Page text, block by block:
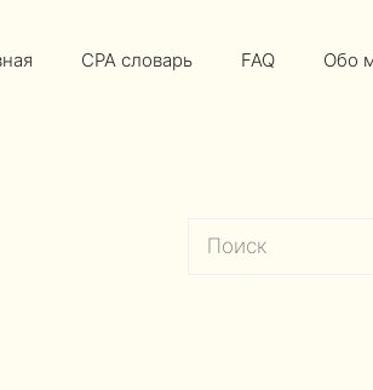
CPA словарь FAQ Обо
Поиск